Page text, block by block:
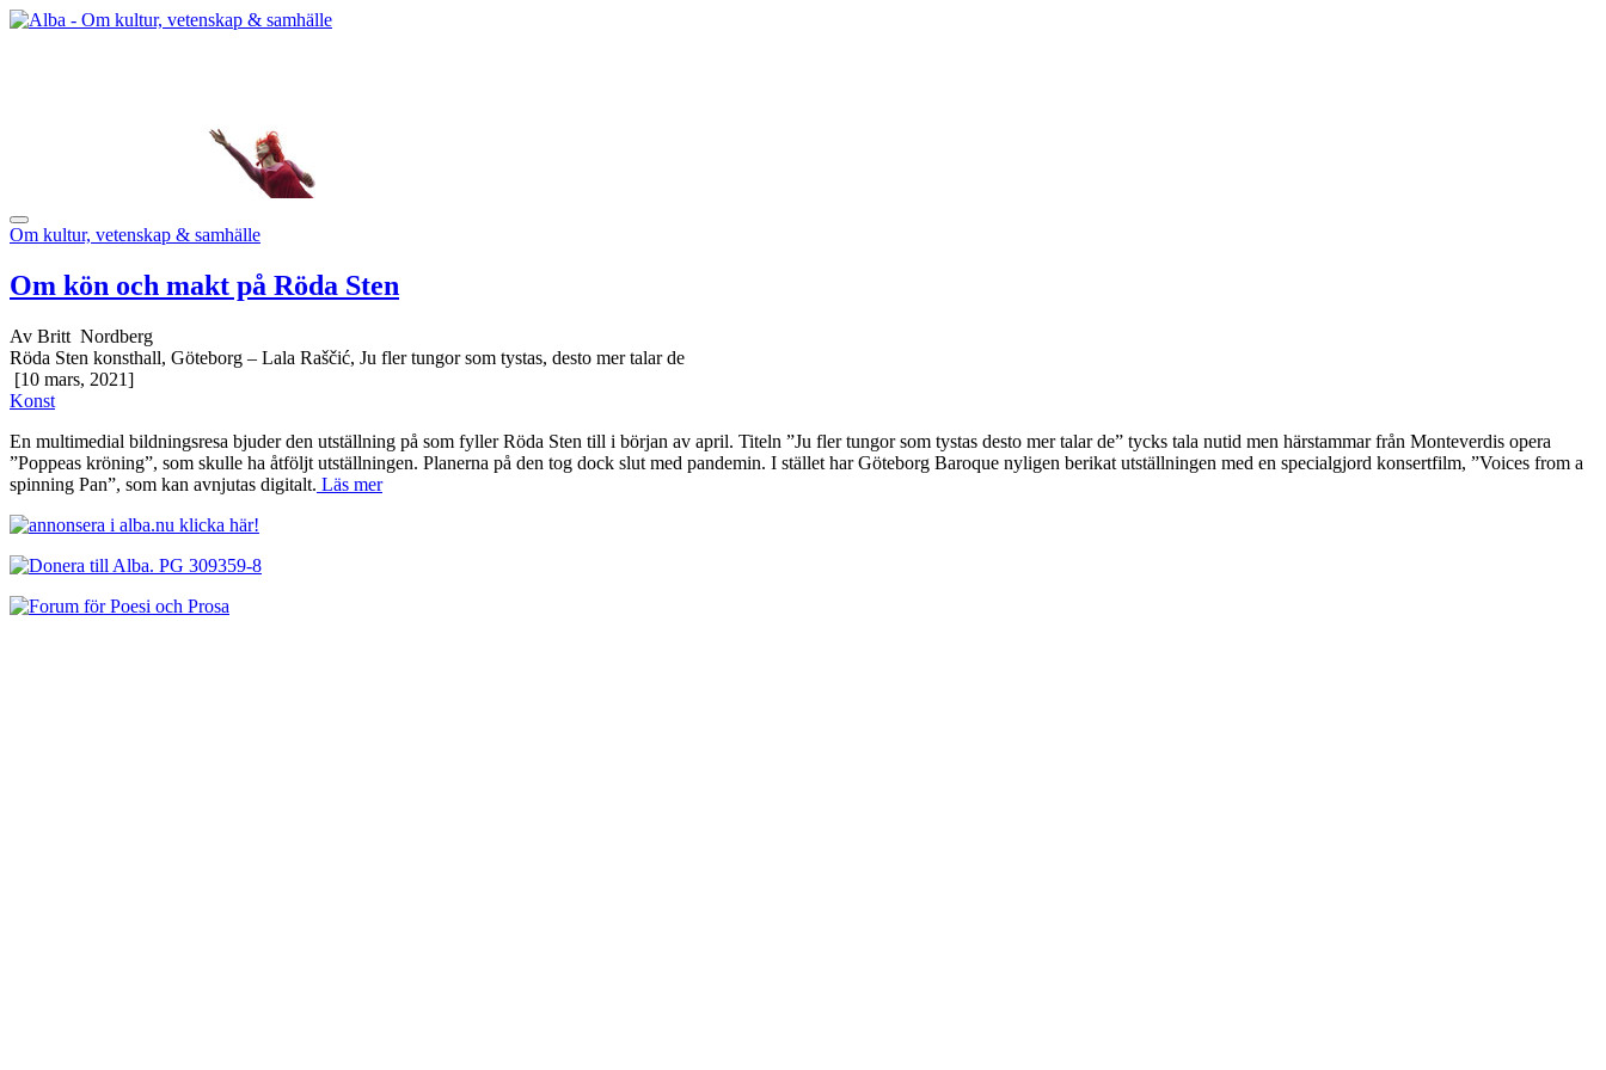
Om kultur, vetenskap & samhälle
Om kön och makt på Röda Sten
Av Britt Nordberg
Röda Sten konsthall, Göteborg – Lala Raščić, Ju fler tungor som tystas, desto mer talar de
[10 mars, 2021]
Konst
En multimedial bildningsresa bjuder den utställning på som fyller Röda Sten till i början av april. Titeln ”Ju fler tungor som tystas desto mer talar de” tycks tala nutid men härstammar från Monteverdis opera
”Poppeas kröning”, som skulle ha åtföljt utställningen. Planerna på den tog dock slut med pandemin. I stället har Göteborg Baroque nyligen berikat utställningen med en specialgjord konsertfilm, ”Voices from a
spinning Pan”, som kan avnjutas digitalt. Läs mer